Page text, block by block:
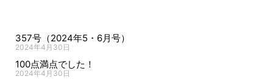
357号（2024年5・6月号）
2024年4月30日
100点満点でした！
2024年4月30日